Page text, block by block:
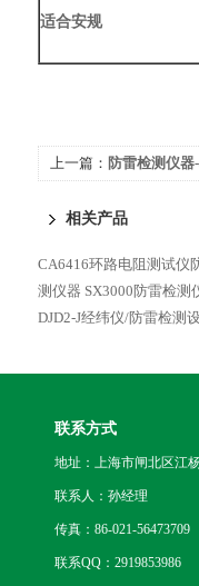
适合安规
上一篇： 防雷检测仪
相关产品
CA6416环路电阻测试仪
测仪器 SX3000防雷检测
DJD2-J经纬仪/防雷检测
联系方式
地址：上海市闸北区江
联系人：孙经理
传真：86-021-56473709
联系QQ：2919853986